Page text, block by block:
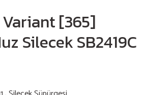
Variant [365]
Silecek SB2419C